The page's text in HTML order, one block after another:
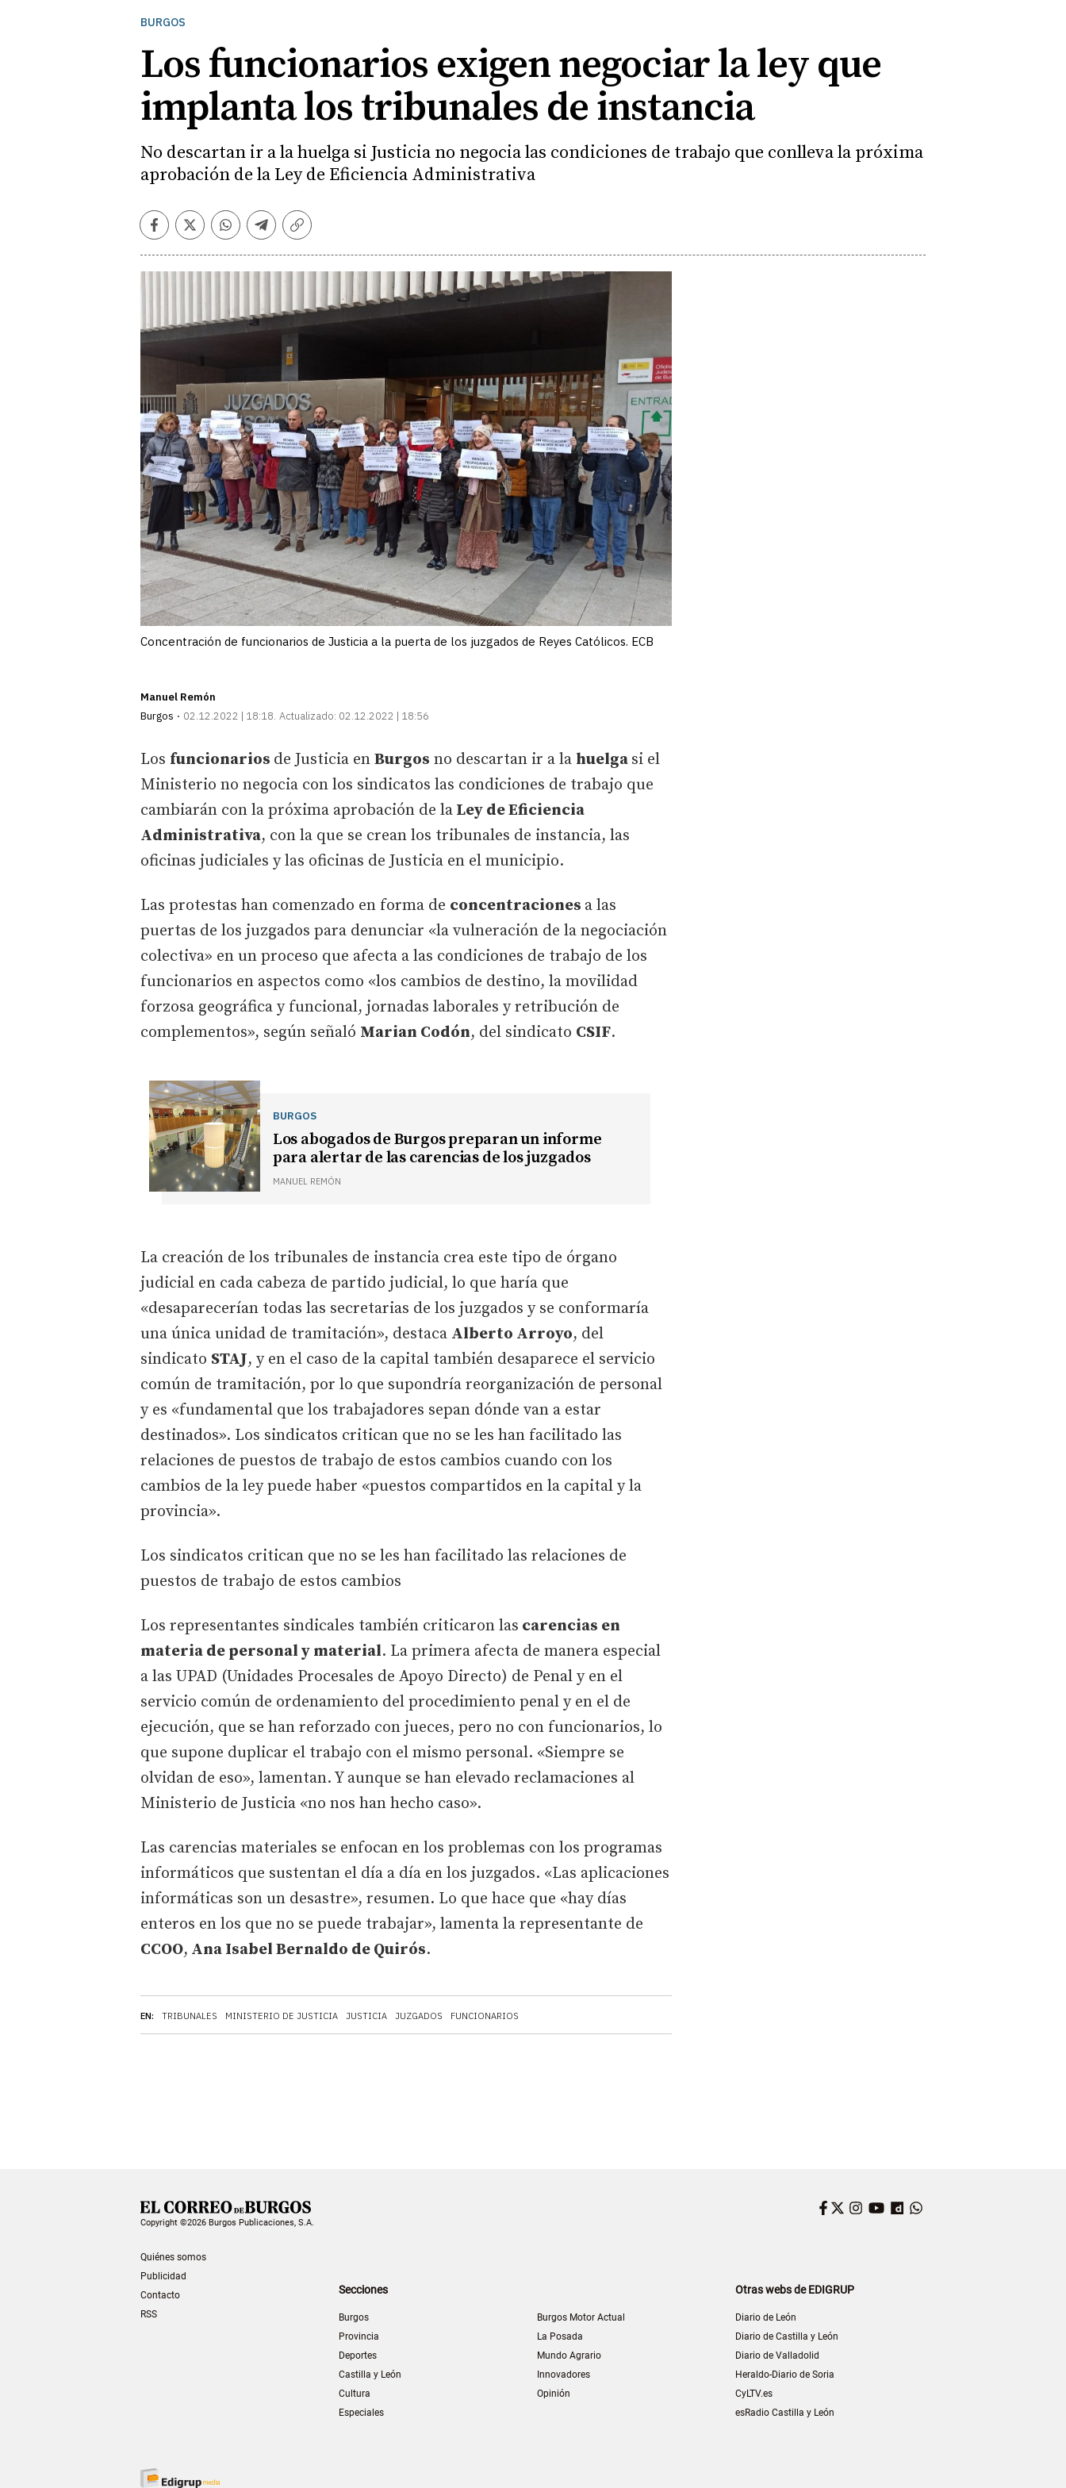
BURGOS
Los funcionarios exigen negociar la ley que
implanta los tribunales de instancia
No descartan ir a la huelga si Justicia no negocia las condiciones de trabajo que conlleva la próxima
aprobación de la Ley de Eficiencia Administrativa
Facebook
TwitterWhatsapp
Telegram
Copiar
Concentración de funcionarios de Justicia a la puerta de los juzgados de Reyes Católicos. ECB
Manuel Remón
Burgos
02.12.2022 | 18:18 Actualizado: 02.12.2022 | 18:56
EN: TRIBUNALES MINISTERIO DE JUSTICIA JUSTICIA JUZGADOS FUNCIONARIOS
Los funcionarios de Justicia en Burgos no descartan ir a la huelga si el
Ministerio no negocia con los sindicatos las condiciones de trabajo que
cambiarán con la próxima aprobación de la Ley de Eficiencia
Administrativa, con la que se crean los tribunales de instancia, las
oficinas judiciales y las oficinas de Justicia en el municipio.
Las protestas han comenzado en forma de concentraciones a las
puertas de los juzgados para denunciar «la vulneración de la negociación
colectiva» en un proceso que afecta a las condiciones de trabajo de los
funcionarios en aspectos como «los cambios de destino, la movilidad
forzosa geográfica y funcional, jornadas laborales y retribución de
complementos», según señaló Marian Codón, del sindicato CSIF.
BURGOS
Los abogados de Burgos preparan un informe
para alertar de las carencias de los juzgados
MANUEL REMÓN
La creación de los tribunales de instancia crea este tipo de órgano
judicial en cada cabeza de partido judicial, lo que haría que
«desaparecerían todas las secretarias de los juzgados y se conformaría
una única unidad de tramitación», destaca Alberto Arroyo, del
sindicato STAJ, y en el caso de la capital también desaparece el servicio
común de tramitación, por lo que supondría reorganización de personal
y es «fundamental que los trabajadores sepan dónde van a estar
destinados». Los sindicatos critican que no se les han facilitado las
relaciones de puestos de trabajo de estos cambios cuando con los
cambios de la ley puede haber «puestos compartidos en la capital y la
provincia».
Los sindicatos critican que no se les han facilitado las relaciones de
puestos de trabajo de estos cambios
Los representantes sindicales también criticaron las carencias en
materia de personal y material. La primera afecta de manera especial
a las UPAD (Unidades Procesales de Apoyo Directo) de Penal y en el
servicio común de ordenamiento del procedimiento penal y en el de
ejecución, que se han reforzado con jueces, pero no con funcionarios, lo
que supone duplicar el trabajo con el mismo personal. «Siempre se
olvidan de eso», lamentan. Y aunque se han elevado reclamaciones al
Ministerio de Justicia «no nos han hecho caso».
Las carencias materiales se enfocan en los problemas con los programas
informáticos que sustentan el día a día en los juzgados. «Las aplicaciones
informáticas son un desastre», resumen. Lo que hace que «hay días
enteros en los que no se puede trabajar», lamenta la representante de
CCOO, Ana Isabel Bernaldo de Quirós.
Copyright ©2026 Burgos Publicaciones, S.A.
Quiénes somos
Publicidad
Contacto
RSS
Facebook
Twitter
Instagram
YouTube
Dailymotion
Secciones
Burgos
Provincia
Deportes
Castilla y León
Cultura
Especiales
Burgos Motor Actual
La Posada
Mundo Agrario
Innovadores
Opinión
Otras webs de EDIGRUP
Diario de León
Diario de Castilla y León
Diario de Valladolid
Heraldo-Diario de Soria
CyLTV.es
esRadio Castilla y León